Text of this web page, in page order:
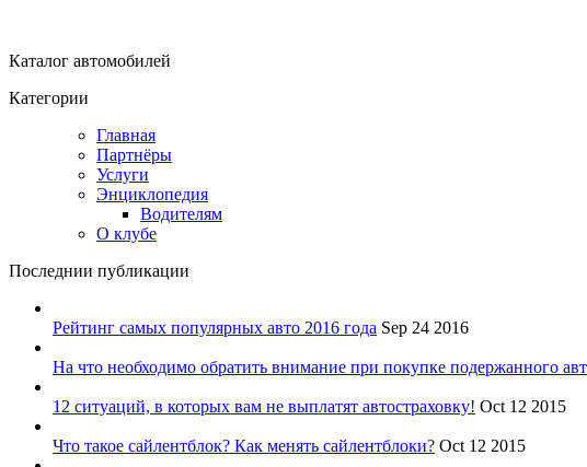
Каталог автомобилей
Категории
Главная
Партнёры
Услуги
Энциклопедия
Водителям
О клубе
Последнии публикации
Рейтинг самых популярных авто 2016 года Sep 24 2016
На что необходимо обратить внимание при покупке подержанного
12 ситуаций, в которых вам не выплатят автостраховку! Oct 12 2015
Что такое сайлентблок? Как менять сайлентблоки? Oct 12 2015